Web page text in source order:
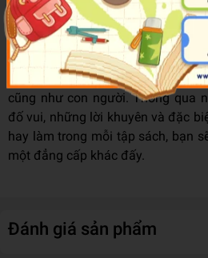
• Tập cho mình một tài lẻ.
Bộ sách "Mẹo cực hay"cung cấp
cực kỳ đơn giản để bạn tự tin sáng
sống “xanh” và thỏa sức “vẫy
cũng như con người. Thông qua
đố vui, những lời khuyên và đặc
hay làm trong mỗi tập sách, bạn
một đẳng cấp khác đấy.
Đánh giá sản phẩm